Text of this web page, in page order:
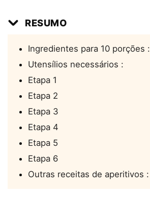
RESUMO
Ingredientes para 10 porções :
Utensílios necessários :
Etapa 1
Etapa 2
Etapa 3
Etapa 4
Etapa 5
Etapa 6
Outras receitas de aperitivos :